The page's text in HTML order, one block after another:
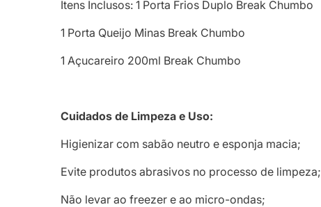
Itens Inclusos: 1 Porta Frios Duplo Break Chumbo
1 Porta Queijo Minas Break Chumbo
1 Açucareiro 200ml Break Chumbo
Cuidados de Limpeza e Uso:
Higienizar com sabão neutro e esponja macia;
Evite produtos abrasivos no processo de limpeza;
Não levar ao freezer e ao micro-ondas;